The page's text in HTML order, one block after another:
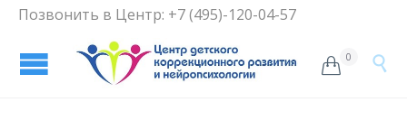
Позвонить в Центр: +7 (495)-120-04-57
 0 